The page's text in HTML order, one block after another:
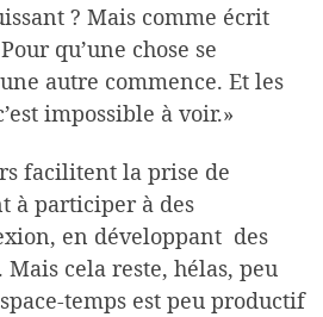
? Mais comme écrit
qu’une chose se
autre commence. Et les
impossible à voir.»
facilitent la prise de
à participer à des
en développant des
Mais cela reste, hélas, peu
temps est peu productif